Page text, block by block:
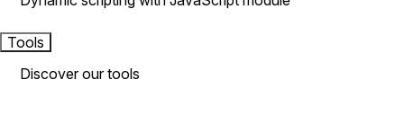
Tools
Discover our tools